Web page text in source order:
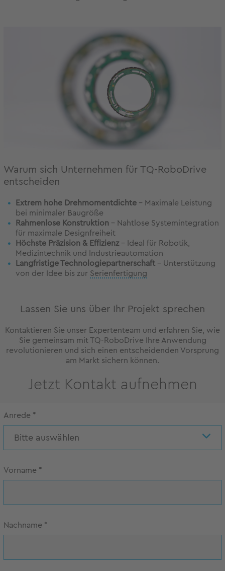
Warum sich Unternehmen für TQ-RoboDrive
entscheiden
Extrem hohe Drehmomentdichte – Maximale Leistung
bei minimaler Baugröße
Rahmenlose Konstruktion – Nahtlose Systemintegration
für maximale Designfreiheit
Höchste Präzision & Effizienz – Ideal für Robotik,
Medizintechnik und Industrieautomation
Langfristige Technologiepartnerschaft – Unterstützung
von der Idee bis zur Serienfertigung
Lassen Sie uns über Ihr Projekt sprechen
Kontaktieren Sie unser Expertenteam und erfahren Sie, wie
Sie gemeinsam mit TQ-RoboDrive Ihre Anwendung
revolutionieren und sich einen entscheidenden Vorsprung
am Markt sichern können.
Jetzt Kontakt aufnehmen
Anrede *
Bitte auswählen
Vorname *
Nachname *